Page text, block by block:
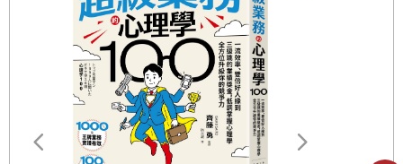
必要的知識／一篇有啟發性的社論
根據平均指數交易
股市的主要波動
情的人肯定超過上千萬人口，為什麼它可以通過百年的時間考
驗而歷久彌新？為什麼全世界的金融環境經歷過十數次的興衰
更迭，而該理論仍被驗證為顛撲不破的市場真理之一？英國十
九世紀初期偉大的浪漫主義詩人拜倫（ Byron
供了極佳的詮釋，他說：「歷史，無論多麼波瀾壯闊，卻是如
出一轍。」